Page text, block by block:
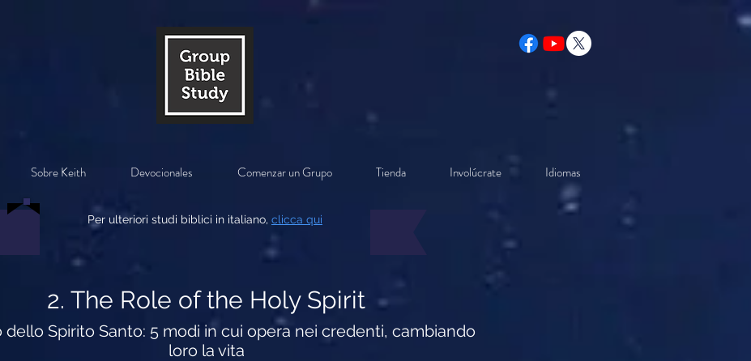
Sobre Keith Devocionales Comenzar un Grupo Tienda Involúcrate Idiomas
Per ulteriori studi biblici in italiano, clicca qui
2. The Role of the Holy Spirit
dello Spirito Santo: 5 modi in cui opera nei credenti, cambiando
loro la vita